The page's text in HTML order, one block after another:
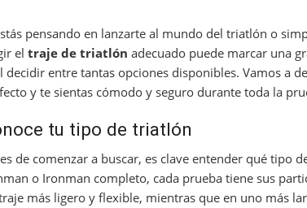
pensando en lanzarte al mundo del triatlón o
el traje de triatlón adecuado puede marcar una
decidir entre tantas opciones disponibles. Vamos a
y te sientas cómodo y seguro durante toda la
tu tipo de triatlón
de comenzar a buscar, es clave entender qué tipo
o Ironman completo, cada prueba tiene sus
más ligero y flexible, mientras que en uno más